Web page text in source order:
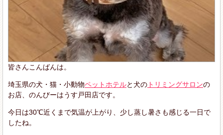
皆さんこんばんは。
埼玉県の犬・猫・小動物ペットホテルと犬の トリミングサロンの
お店、のんびーはうす戸田店です。
今日は30℃近くまで気温が上がり、少し蒸し暑さも感じる一日で
したね。